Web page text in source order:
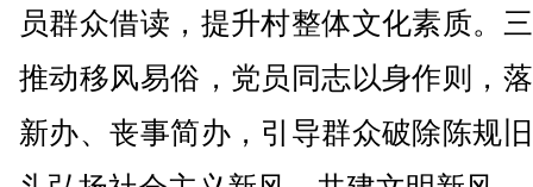
员群众借读，提升村整体文化素质。
推动移风易俗，党员同志以身作则，
新办、丧事简办，引导群众破除陈规